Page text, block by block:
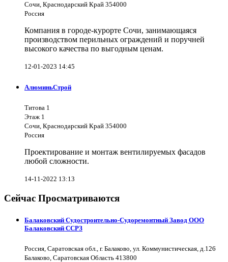
Сочи, Краснодарский Край 354000
Россия
Компания в городе-курорте Сочи, занимающаяся
производством перильных ограждений и поручней
высокого качества по выгодным ценам.
12-01-2023 14:45
АлюминьСтрой
Титова 1
Этаж 1
Сочи, Краснодарский Край 354000
Россия
Проектирование и монтаж вентилируемых фасадов
любой сложности.
14-11-2022 13:13
Сейчас Просматриваются
Балаковский Судостроительно-Судоремонтный Завод ООО
Балаковский ССРЗ
Россия, Саратовская обл., г. Балаково, ул. Коммунистическая, д.126
Балаково, Саратовская Область 413800